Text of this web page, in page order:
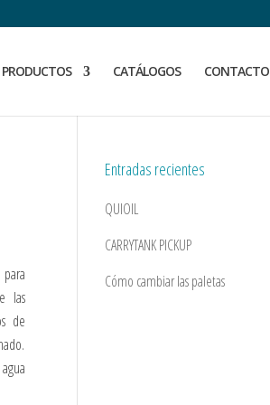
PRODUCTOS CATÁLOGOS CONTACTO
las
de
Entradas recientes
QUIOIL
CARRYTANK PICKUP
Cómo cambiar las paletas